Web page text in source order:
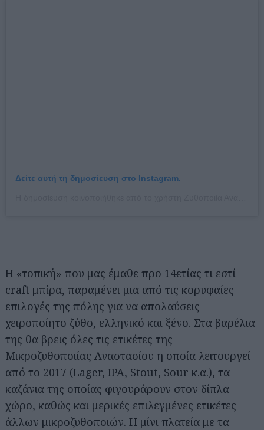
Δείτε αυτή τη δημοσίευση στο Instagram.
Η «τοπική» που μας έμαθε προ 14ετίας τι εστί
craft μπίρα, παραμένει μια από τις κορυφαίες
επιλογές της πόλης για να απολαύσεις
χειροποίητο ζύθο, ελληνικό και ξένο. Στα βαρέλια
της θα βρεις όλες τις ετικέτες της
Μικροζυθοποιίας Αναστασίου η οποία λειτουργεί
από το 2017 (Lager, IPA, Stout, Sour κ.α.), τα
καζάνια της οποίας φιγουράρουν στον δίπλα
χώρο, καθώς και μερικές επιλεγμένες ετικέτες
άλλων μικροζυθοποιών. Η μίνι πλατεία με τα